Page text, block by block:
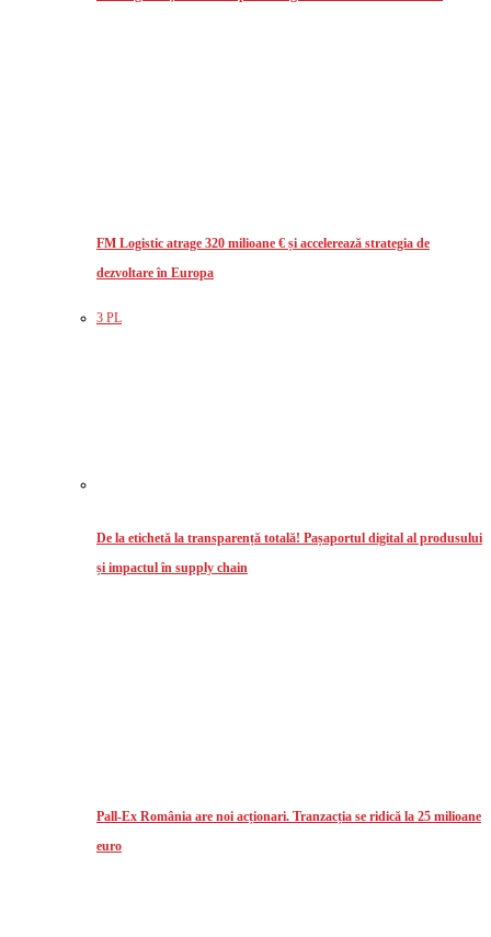
FM Logistic atrage 320 milioane € și accelerează strategia de
dezvoltare în Europa
3 PL
De la etichetă la transparență totală! Pașaportul digital al produsului
și impactul în supply chain
Pall-Ex România are noi acționari. Tranzacția se ridică la 25 milioane
euro